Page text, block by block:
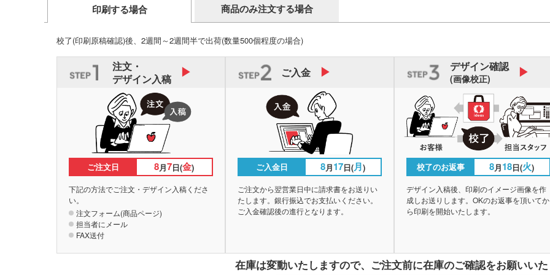
印刷する場合 商品のみ注文する場合
校了(印刷原稿確認)後、2週間～2週間半で出荷(数量500個程度の場合)
注文・
デザイン入稿
ご注文日 8月7日(金)
下記の方法でご注文・デザイン入稿くださ
い。
注文フォーム(商品ページ)
担当者にメール
FAX送付
ご入金
ご入金日 8月17日(月)
ご注文から翌営業日中に請求書をお送りい
たします。銀行振込でお支払いください。
ご入金確認後の進行となります。
デザイン確認
(画像校正)
校了のお返事 8月18日(火)
デザイン入稿後、印刷のイメージ画像を作
成しお送りします。OKのお返事を頂いてか
ら印刷を開始いたします。
在庫は変動いたしますので、 ご注文前に在庫のご確認をお願いい